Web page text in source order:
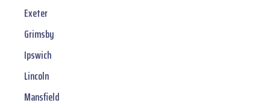
Exeter
Grimsby
Ipswich
Lincoln
Mansfield